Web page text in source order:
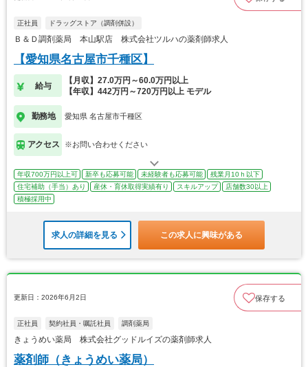
正社員 ドラッグストア（調剤併設）
Ｂ＆Ｄ調剤薬局 本山駅店 株式会社ツルハの薬剤師求人
【愛知県名古屋市千種区】
給与
【月収】27.0万円～60.0万円以上
【年収】442万円～720万円以上 モデル
勤務地 愛知県 名古屋市千種区
アクセス ※お問い合わせください
年収700万円以上可 新卒も応募可能 未経験者も応募可能
残業月10ｈ以下
住宅補助（手当）あり
産休・育休取得実績有り スキルアップ
店舗数30以上
積極採用中
求人の詳細を見る この求人に興味がある
更新日：2026年6月2日 保存する
正社員 契約社員・嘱託社員 調剤薬局
きょうめい薬局 株式会社グッドルイズの薬剤師求人
薬剤師（きょうめい薬局）